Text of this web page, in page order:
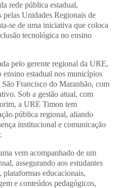
da rede pública estadual,
pelas Unidades Regionais de
se de uma iniciativa que coloca
tecnológica no ensino
pelo gerente regional da URE,
ensino estadual nos municípios
Francisco do Maranhão, com
Sob a gestão atual, com
, a URE Timon tem
pública regional, aliando
institucional e comunicação
vem acompanhado de um
, assegurando aos estudantes
educacionais,
e conteúdos pedagógicos,